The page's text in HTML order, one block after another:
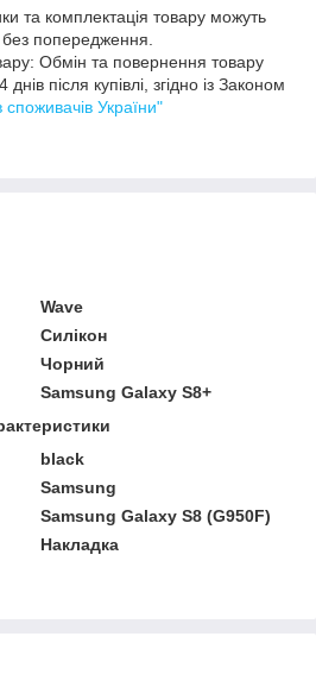
та комплектація товару можуть
без попередження.
Обмін та повернення товару
після купівлі, згідно із Законом
України"
Wave
Силікон
Чорний
Samsung Galaxy S8+
black
Samsung
Samsung Galaxy S8 (G950F)
Накладка